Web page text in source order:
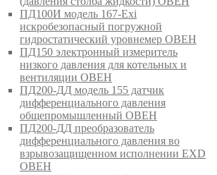
ПД100И модель 167-Exi
искробезопасный погружной
гидростатический уровнемер ОВЕН
ПД150 электронный измеритель
низкого давления для котельных и
вентиляции ОВЕН
ПД200-ДД модель 155 датчик
дифференциального давления
общепромышленный ОВЕН
ПД200-ДД преобразователь
дифференциального давления во
взрывозащищенном исполнении EXD
ОВЕН